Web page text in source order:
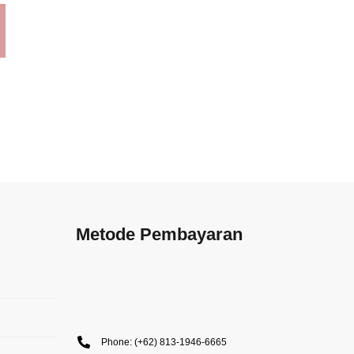
Metode Pembayaran
Phone: (+62) 813-1946-6665